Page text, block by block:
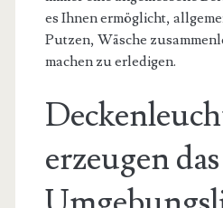
es Ihnen ermöglicht,
Putzen, Wäsche
machen zu erledigen.
erzeugen